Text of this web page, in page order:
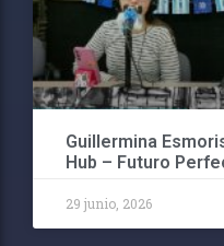
Guillermina
Hub – Futuro
29 junio, 2026